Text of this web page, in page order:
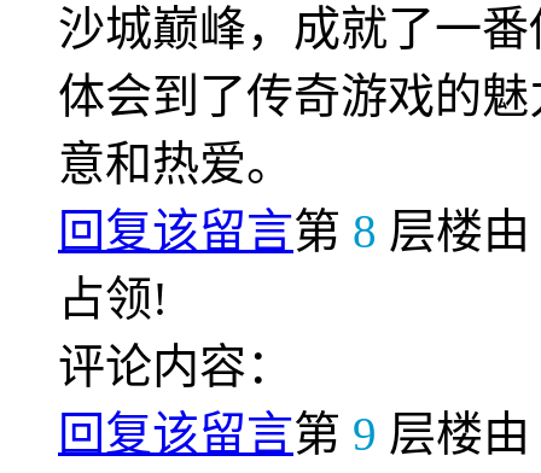
沙城巅峰，成就了一
体会到了传奇游戏的
意和热爱。
回复该留言第 8 层楼由
占领!
评论内容：
回复该留言第 9 层楼由